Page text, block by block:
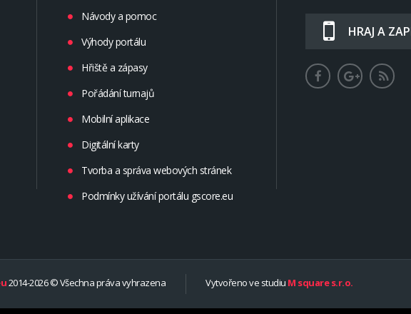
Návody a pomoc
Výhody portálu
Hřiště a zápasy
Pořádání turnajů
Mobilní aplikace
Digitální karty
Tvorba a správa webových stránek
Podmínky užívání portálu gscore.eu
HRAJ A
2014-2026 © Všechna práva vyhrazena Vytvořeno ve studiu M square s.r.o.